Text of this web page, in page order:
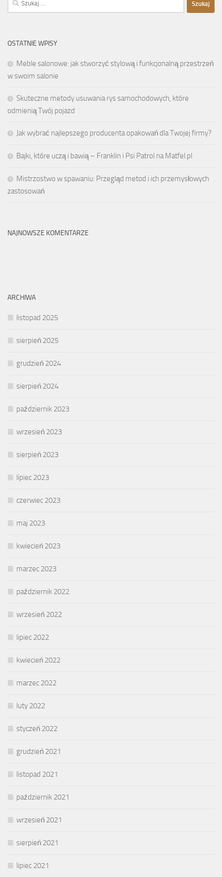
OSTATNIE WPISY
Meble salonowe: jak stworzyć stylową i funkcjonalną przestrzeń
w swoim salonie
Skuteczne metody usuwania rys samochodowych, które
odmienią Twój pojazd
Jak wybrać najlepszego producenta opakowań dla Twojej firmy?
Bajki, które uczą i bawią – Franklin i Psi Patrol na Matfel.pl
Mistrzostwo w spawaniu: Przegląd metod i ich przemysłowych
zastosowań
NAJNOWSZE KOMENTARZE
ARCHIWA
listopad 2025
sierpień 2025
grudzień 2024
sierpień 2024
październik 2023
wrzesień 2023
sierpień 2023
lipiec 2023
czerwiec 2023
maj 2023
kwiecień 2023
marzec 2023
październik 2022
wrzesień 2022
lipiec 2022
kwiecień 2022
marzec 2022
luty 2022
styczeń 2022
grudzień 2021
listopad 2021
październik 2021
wrzesień 2021
sierpień 2021
lipiec 2021